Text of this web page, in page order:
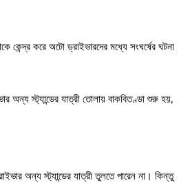
কেন্দ্র করে অটো ড্রাইভারদের মধ্যে সংঘর্ষের ঘটনা
অন্য স্ট্যান্ডের যাত্রী তোলায় বাকবিতণ্ডা শুরু হয়,
অন্য স্ট্যান্ডের যাত্রী তুলতে পারেন না। কিন্তু